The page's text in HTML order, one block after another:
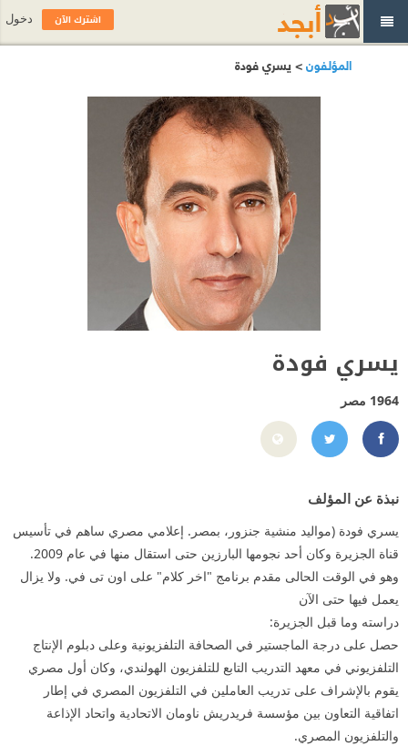
المؤلفون> يسري فودة
يسري فودة
1964 مصر
www.facebook.com/pages/Yosri-Fouda/235481147984
https://twitter.com/YosriFouda
نبذة عن المؤلف
يسري فودة (مواليد منشية جنزور، بمصر. إعلامي مصري ساهم في تأسيس
قناة الجزيرة وكان أحد نجومها البارزين حتى استقال منها في عام 2009.
وهو في الوقت الحالى مقدم برنامج "اخر كلام" على اون تى في. ولا يزال
يعمل فيها حتى الآن
دراسته وما قبل الجزيرة:
حصل على درجة الماجستير في الصحافة التلفزيونية وعلى دبلوم الإنتاج
التلفزيوني في معهد التدريب التابع للتلفزيون الهولندي، وكان أول مصري
يقوم بالإشراف على تدريب العاملين في التلفزيون المصري في إطار
اتفاقية التعاون بين مؤسسة فريدريش ناومان الاتحادية واتحاد الإذاعة
والتلفزيون المصري.
اشترك الآن دخول